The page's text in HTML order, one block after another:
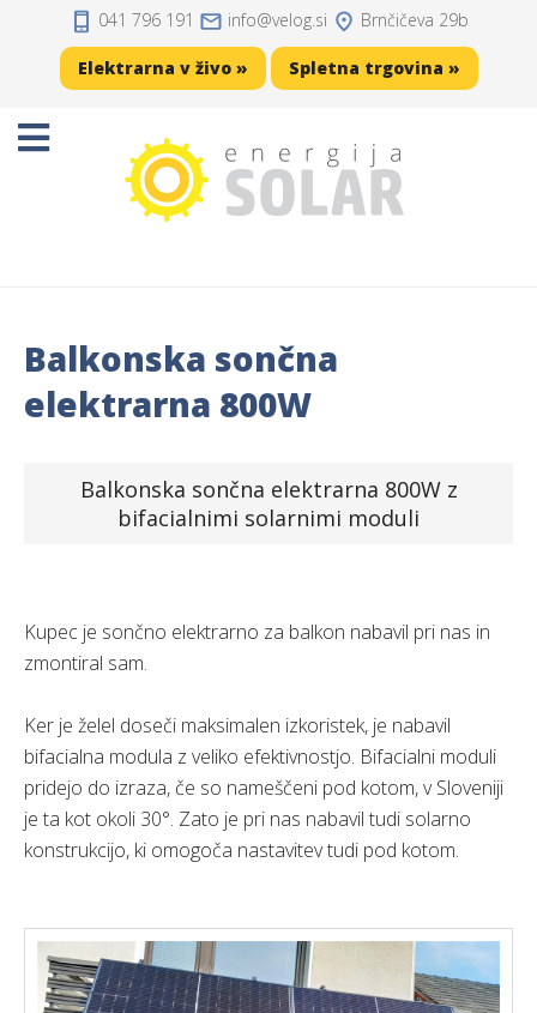
Domov
Sončne elektrarne
Solarni akumulatorji
Zaščita, kabli, konektorji
Podjetje
041 796 191 info velog.si Brnčičeva 29b
Elektrarna v živo » Spletna trgovina »
Balkonska sončna
elektrarna 800W
Balkonska sončna elektrarna 800W z
bifacialnimi solarnimi moduli
Kupec je sončno elektrarno za balkon nabavil pri nas in
zmontiral sam.
Ker je želel doseči maksimalen izkoristek, je nabavil
bifacialna modula z veliko efektivnostjo. Bifacialni moduli
pridejo do izraza, če so nameščeni pod kotom, v Sloveniji
je ta kot okoli 30°. Zato je pri nas nabavil tudi solarno
konstrukcijo, ki omogoča nastavitev tudi pod kotom.